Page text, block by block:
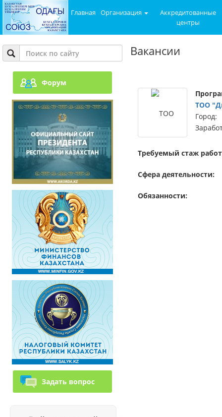
Главная Организация
Аккредитованные
центры
Форум
Задать вопрос
Вакансии
ТОО
Город:
Требуемый стаж
Сфера деятельности:
Обязанности: